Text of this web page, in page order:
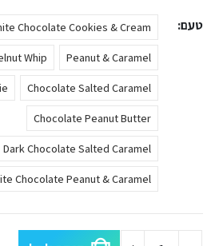
טעם Chocolate Cookies & Cream
Peanut & Caramel
Whip
Chocolate Salted Caramel
Chocolate Peanut Butter
Dark Chocolate Salted Caramel
Chocolate Peanut & Caramel